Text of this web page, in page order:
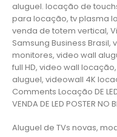
aluguel. locação de
para locação, tv plasma
venda de totem vertical,
Samsung Business Brasil,
monitores, video wall
full HD, video wall
aluguel, videowall 4K
Comments Locação DE LED
VENDA DE LED POSTER NO
Aluguel de TVs novas,